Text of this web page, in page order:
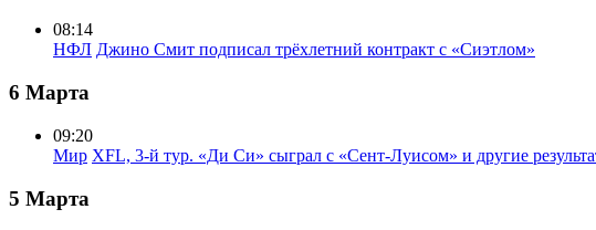
08:14
НФЛ Джино Смит подписал трёхлетний контракт с «Сиэтлом»
6 Марта
09:20
Мир XFL, 3-й тур. «Ди Си» сыграл с «Сент-Луисом» и другие
5 Марта